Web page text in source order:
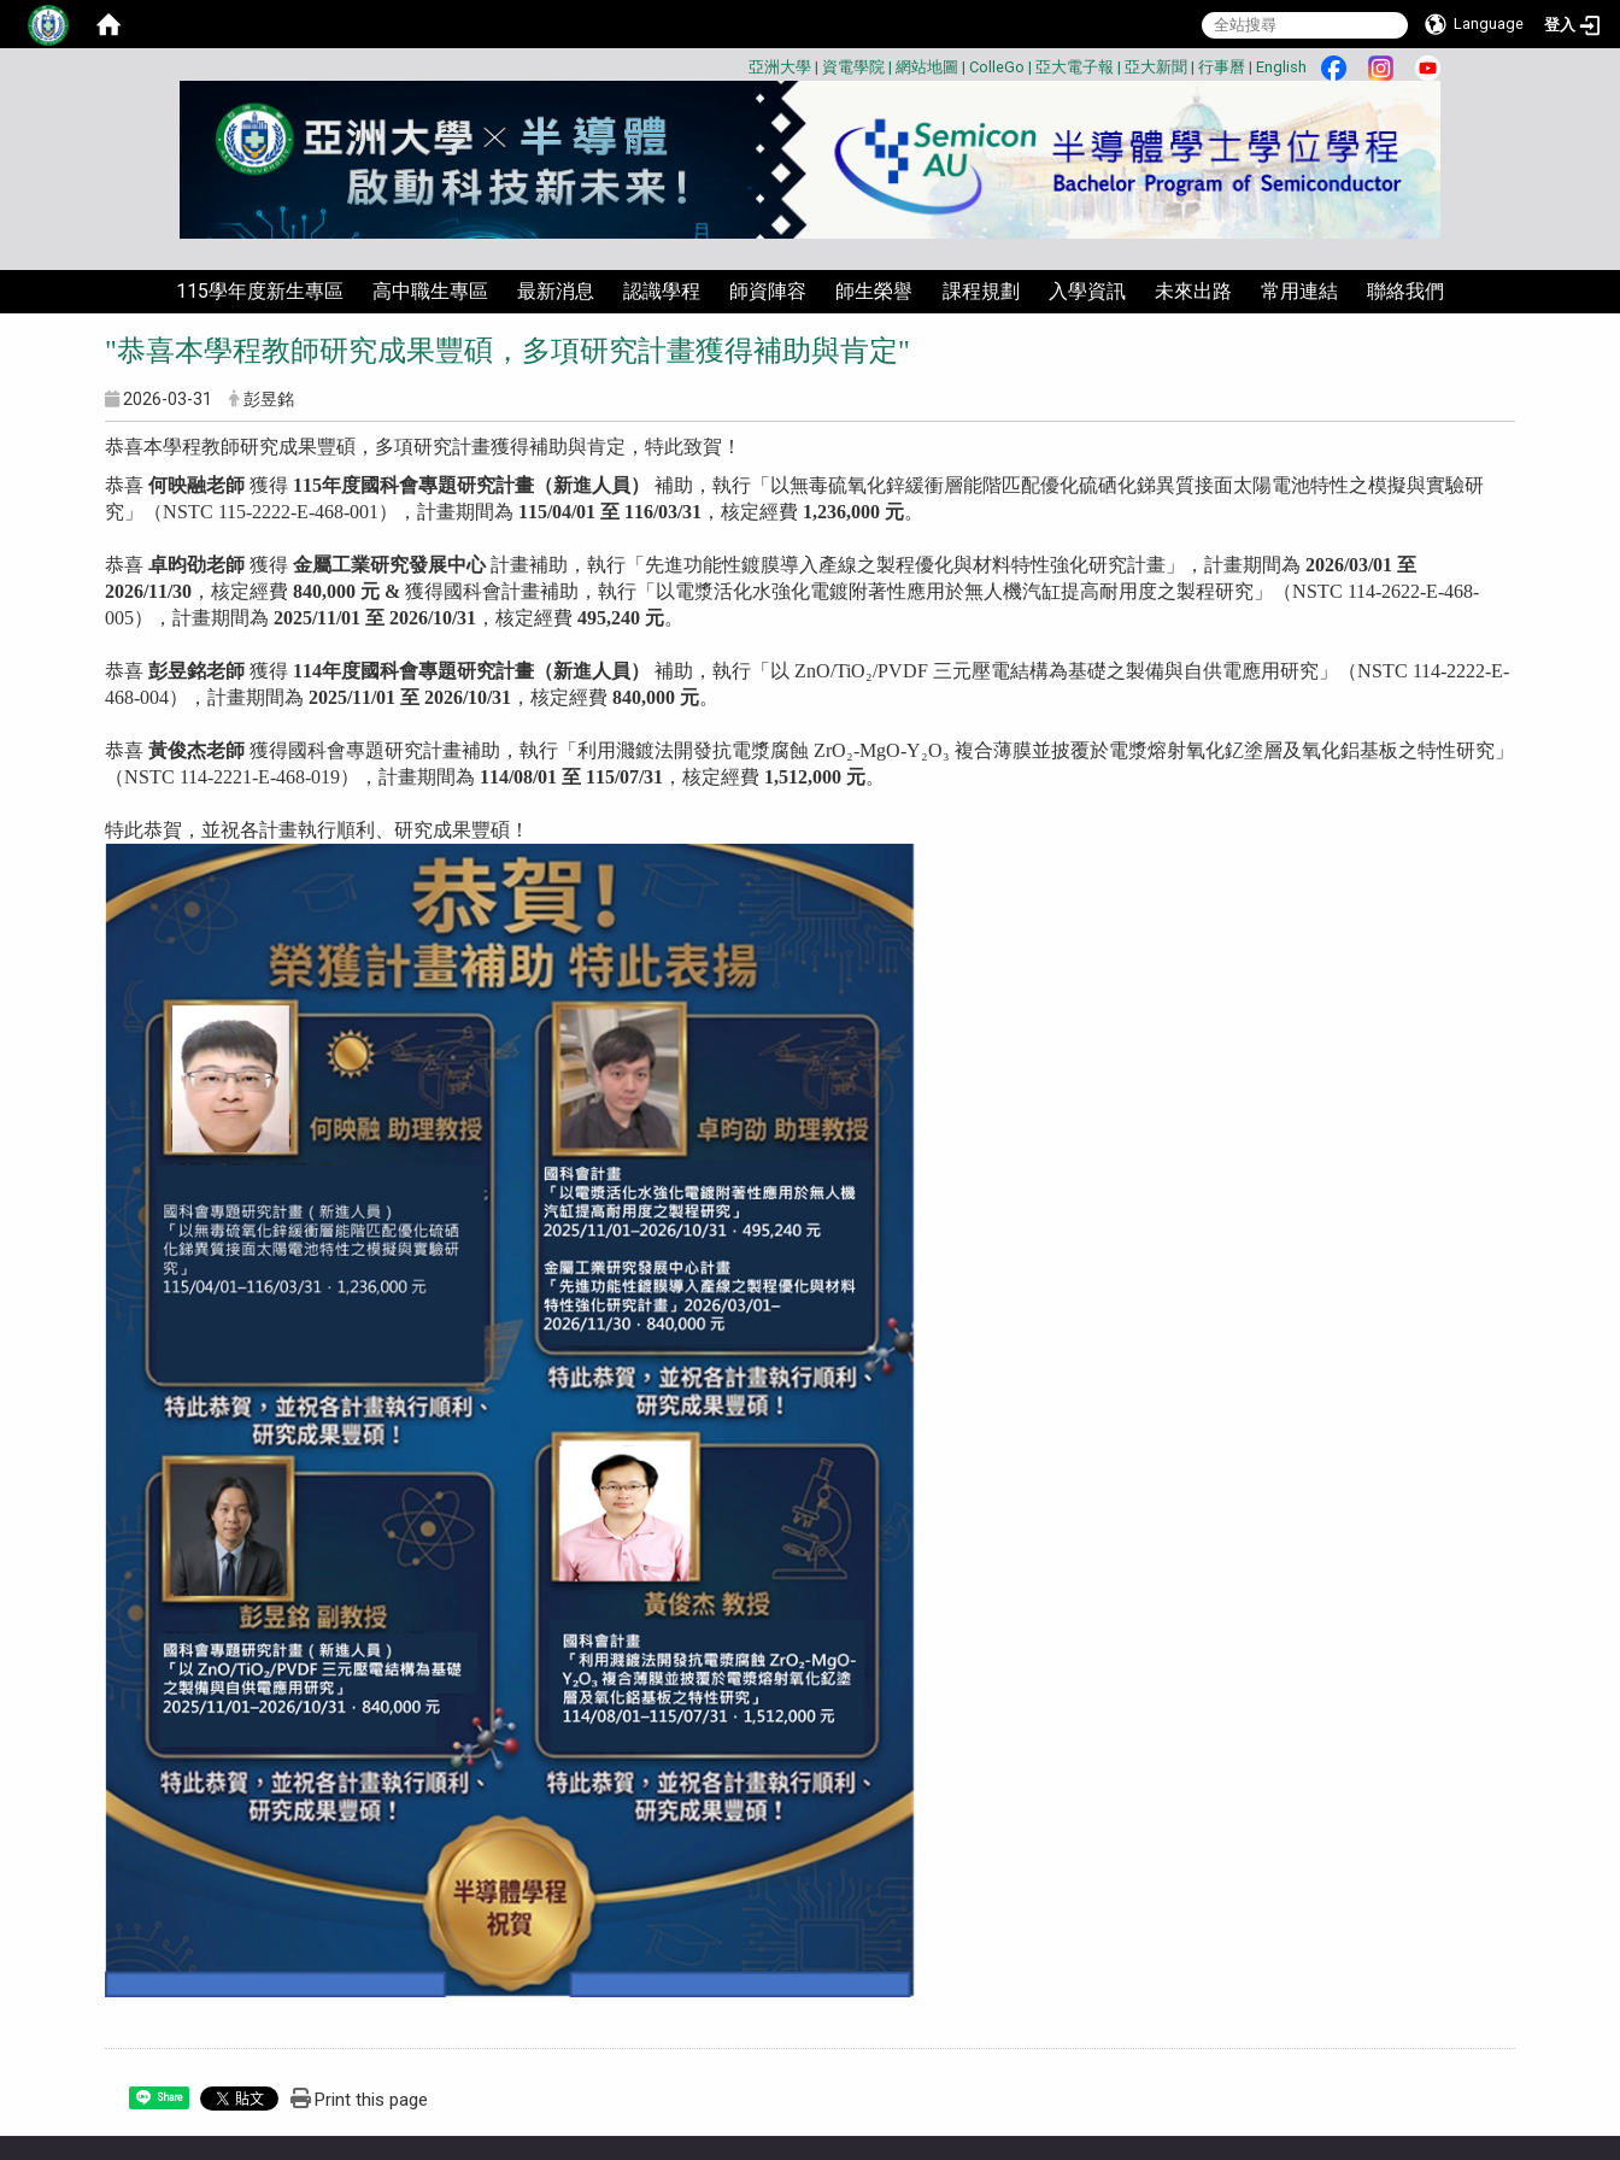
Language
登入
亞洲大學| 資電學院| 網站地圖 | ColleGo | 亞大電子報 | 亞大新聞 | 行事曆| English
115學年度新生專區 高中職生專區 最新消息 認識學程 師資陣容 師生榮譽 課程規劃 入學資訊 未來出路 常用連結 聯絡我們
"恭喜本學程教師研究成果豐碩，多項研究計畫獲得補助與肯定"
2026-03-31 彭昱銘
恭喜本學程教師研究成果豐碩，多項研究計畫獲得補助與肯定，特此致賀！
恭喜 何映融老師 獲得 115年度國科會專題研究計畫（新進人員）
補助，執行「以無毒硫氧化鋅緩衝層能階匹配優化硫硒化銻異質接面太陽電池特性之模擬與實驗研
究」（NSTC 115-2222-E-468-001），計畫期間為 115/04/01 至 116/03/31 ，核定經費 1,236,000 元。
恭喜 卓昀劭老師 獲得 金屬工業研究發展中心計畫補助，執行「先進功能性鍍膜導入產線之製程優化與材料特性強化研究計畫」，計畫期間為 2026/03/01 至
2026/11/30 ，核定經費 840,000 元 & 獲得國科會計畫補助，執行「以電漿活化水強化電鍍附著性應用於無人機汽缸提高耐用度之製程研究」（NSTC 114-2622-E-468-
005），計畫期間為 2025/11/01 至 2026/10/31 ，核定經費 495,240 元。
恭喜 彭昱銘老師 獲得 114年度國科會專題研究計畫（新進人員）
補助，執行「以 ZnO/TiO₂/PVDF 三元壓電結構為基礎之製備與自供電應用研究」（NSTC 114-2222-E-
468-004），計畫期間為 2025/11/01 至 2026/10/31 ，核定經費 840,000 元。
恭喜 黃俊杰老師 獲得國科會專題研究計畫補助，執行「利用濺鍍法開發抗電漿腐蝕 ZrO₂-MgO-Y₂O₃ 複合薄膜並披覆於電漿熔射氧化釔塗層及氧化鋁基板之特性研究」
（NSTC 114-2221-E-468-019），計畫期間為 114/08/01 至 115/07/31 ，核定經費 1,512,000 元。
特此恭賀，並祝各計畫執行順利、研究成果豐碩！
Share Print this page